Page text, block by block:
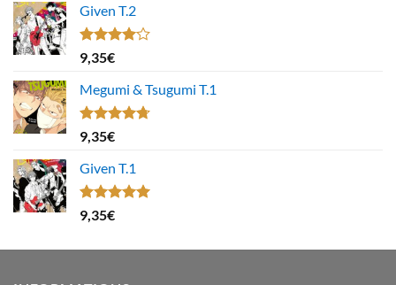
Given T.2
Note
4.00
5
9,35€
Megumi & Tsugumi T.1
Note4.67
sur 5
9,35€
Given T.1
Note5.00
sur 5
9,35€